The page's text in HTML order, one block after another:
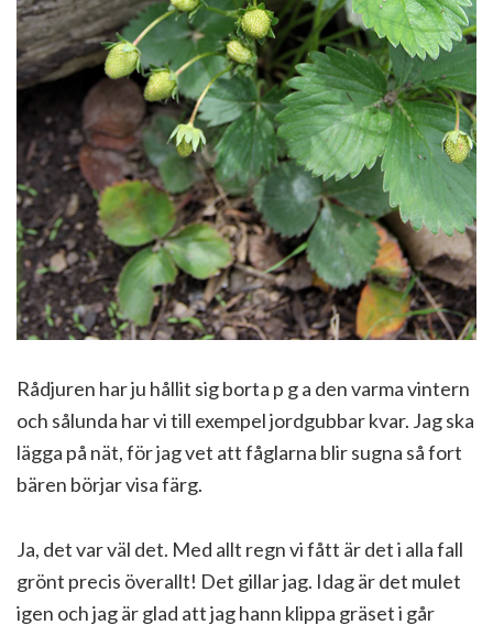
Rådjuren har ju hållit sig borta p g a den varma vintern
och sålunda har vi till exempel jordgubbar kvar. Jag ska
lägga på nät, för jag vet att fåglarna blir sugna så fort
bären börjar visa färg.
Ja, det var väl det. Med allt regn vi fått är det i alla fall
grönt precis överallt! Det gillar jag. Idag är det mulet
igen och jag är glad att jag hann klippa gräset i går